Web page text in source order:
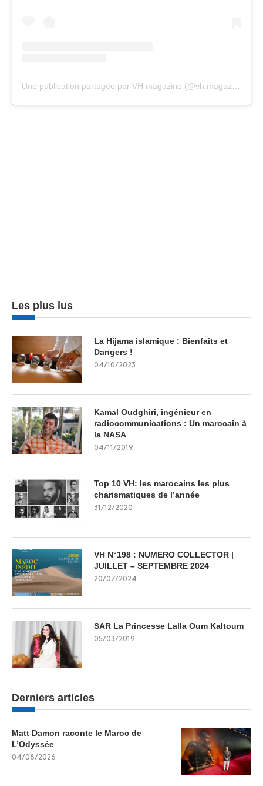
Une publication partagée par VH magazine (@vh.magazine)
Les plus lus
La Hijama islamique : Bienfaits et
Dangers !
04/10/2023
Kamal Oudghiri, ingénieur en
radiocommunications : Un marocain à
la NASA
04/11/2019
Top 10 VH: les marocains les plus
charismatiques de l’année
31/12/2020
VH N°198 : NUMERO COLLECTOR |
JUILLET – SEPTEMBRE 2024
20/07/2024
SAR La Princesse Lalla Oum Kaltoum
05/03/2019
Derniers articles
Matt Damon raconte le Maroc de
L’Odyssée
04/08/2026